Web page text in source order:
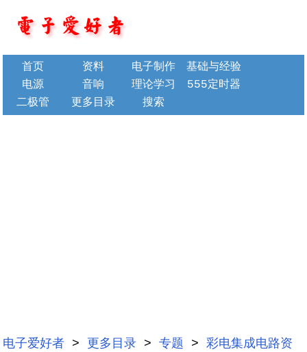
首页 资料 电子制作
基础与经验
电源
音响 理论学习
555定时器
二极管
更多目录 搜索
电子爱好者 > 更多目录 >专题 >彩电集成电路资